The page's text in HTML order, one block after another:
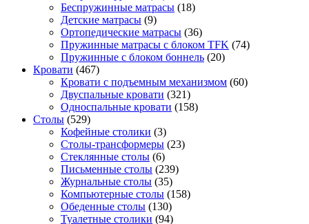
Беспружинные матрасы (18)
Детские матрасы (9)
Ортопедические матрасы (36)
Пружинные матрасы с блоком TFK (74)
Пружинные с блоком боннель (20)
Кровати (467)
Кровати с подъемным механизмом (60)
Двуспальные кровати (321)
Односпальные кровати (158)
Столы (529)
Кофейные столики (3)
Столы-трансформеры (23)
Стеклянные столы (6)
Письменные столы (239)
Журнальные столы (35)
Компьютерные столы (158)
Обеденные столы (130)
Туалетные столики (94)